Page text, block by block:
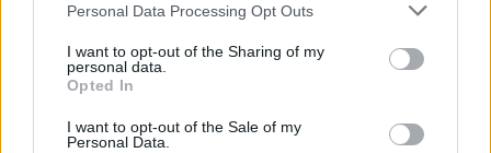
Personal Data Processing Opt Outs
I want to opt-out of the Sharing of my
personal data.
Opted In
I want to opt-out of the Sale of my
Personal Data.
kundërshton rregullat e
median: Të rishikohen
kufizimet ndaj gazetarëve
në aksidentin tragjik/
por fati u kishte rezervuar